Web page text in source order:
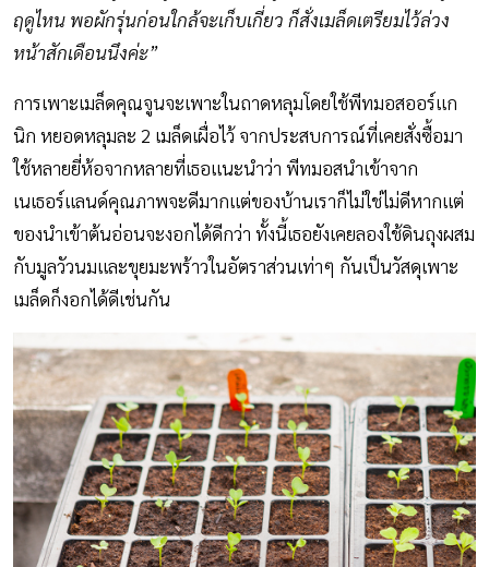
ฤดูไหน พอผักรุ่นก่อนใกล้จะเก็บเกี่ยว ก็สั่งเมล็ดเตรียมไว้ล่วง
หน้าสักเดือนนึงค่ะ”
การเพาะเมล็ดคุณจูนจะเพาะในถาดหลุมโดยใช้พีทมอสออร์แก
นิก หยอดหลุมละ 2 เมล็ดเผื่อไว้ จากประสบการณ์ที่เคยสั่งซื้อมา
ใช้หลายยี่ห้อจากหลายที่เธอแนะนำว่า พีทมอสนำเข้าจาก
เนเธอร์แลนด์คุณภาพจะดีมากแต่ของบ้านเราก็ไม่ใช่ไม่ดีหากแต่
ของนำเข้าต้นอ่อนจะงอกได้ดีกว่า ทั้งนี้เธอยังเคยลองใช้ดินถุงผสม
กับมูลวัวนมและขุยมะพร้าวในอัตราส่วนเท่าๆ กันเป็นวัสดุเพาะ
เมล็ดก็งอกได้ดีเช่นกัน